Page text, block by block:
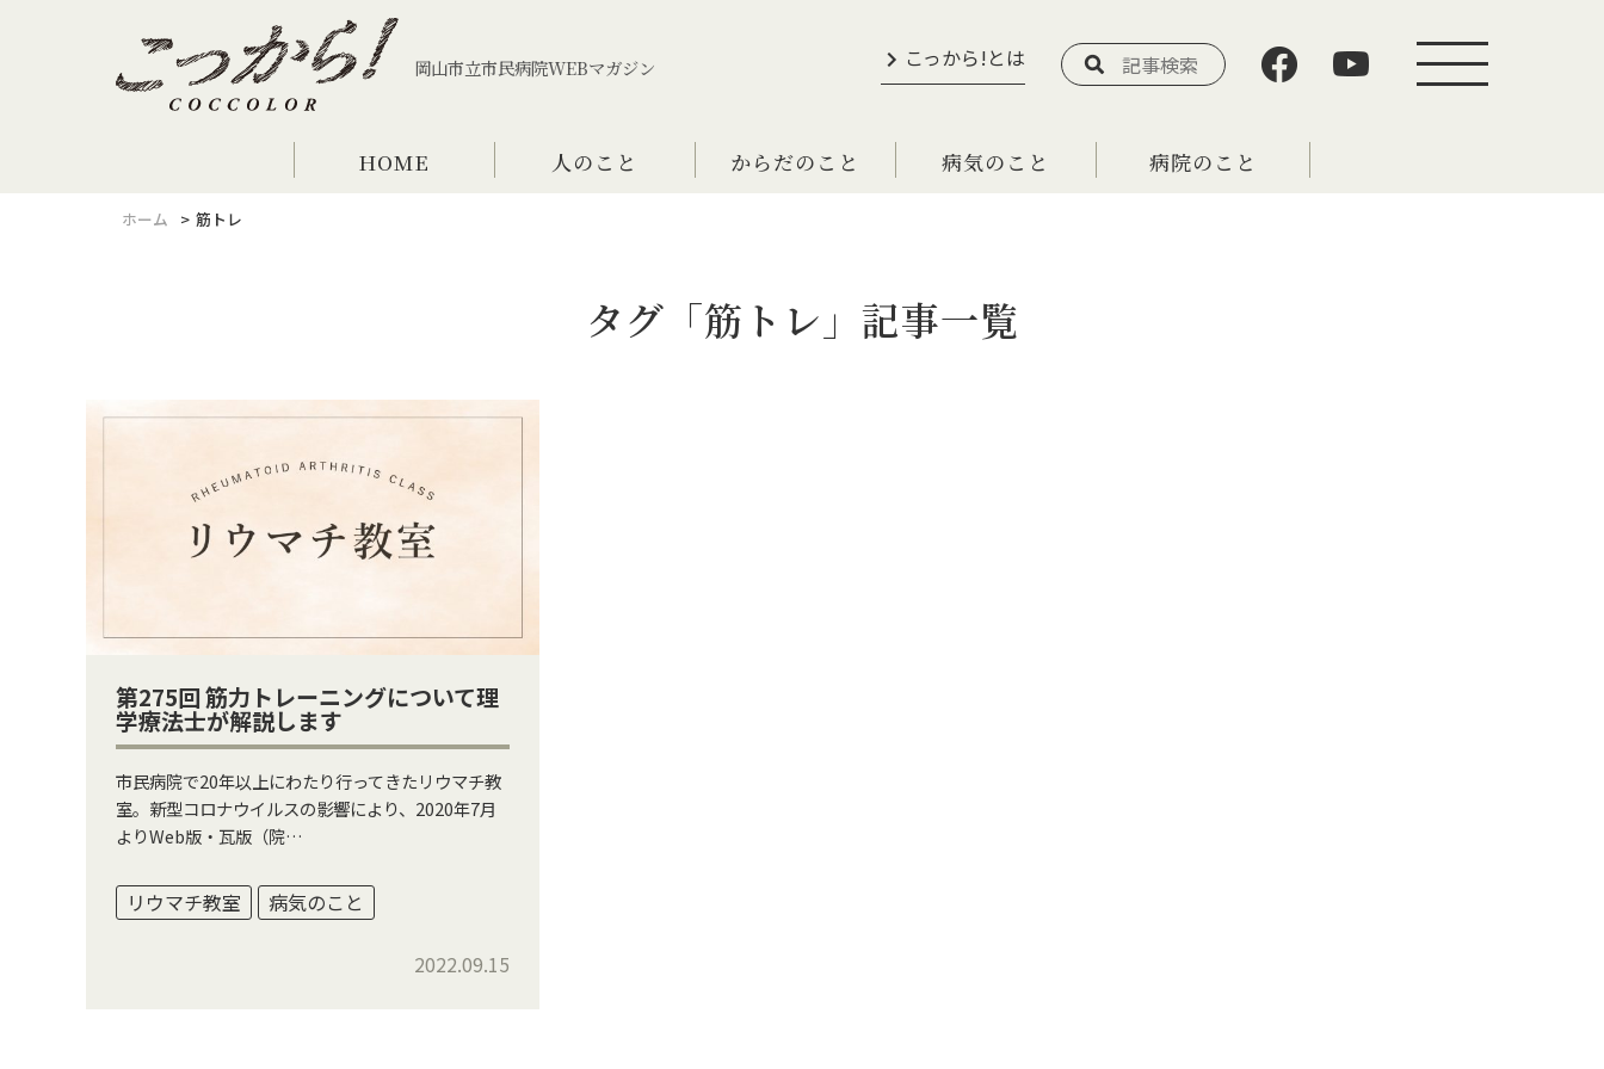
岡山市立市民病院WEBマガジン こっから!とは
HOME 人のこと からだのこと 病気のこと 病院のこと
ホーム 筋トレ
タグ「筋トレ」記事一覧
第275回 筋力トレーニングについて理
学療法士が解説します
市民病院で20年以上にわたり行ってきたリウマチ教
室。新型コロナウイルスの影響により、2020年7月
よりWeb版・瓦版（院…
リウマチ教室 病気のこと
2022.09.15